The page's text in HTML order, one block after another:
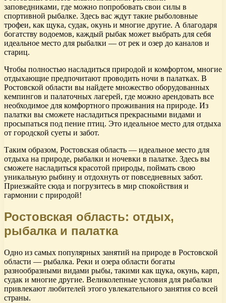
заповедниками, где можно попробовать свои силы в
спортивной рыбалке. Здесь вас ждут такие рыболовные
трофеи, как щука, судак, окунь и многие другие. А благодаря
богатству водоемов, каждый рыбак может выбрать для себя
идеальное место для рыбалки — от рек и озер до каналов и
стариц.
Чтобы полностью насладиться природой и комфортом, многие
отдыхающие предпочитают проводить ночи в палатках. В
Ростовской области вы найдете множество оборудованных
кемпингов и палаточных лагерей, где можно арендовать все
необходимое для комфортного проживания на природе. Из
палатки вы сможете насладиться прекрасными видами и
просыпаться под пение птиц. Это идеальное место для отдыха
от городской суеты и забот.
Таким образом, Ростовская область — идеальное место для
отдыха на природе, рыбалки и ночевки в палатке. Здесь вы
сможете насладиться красотой природы, поймать свою
уникальную рыбину и отдохнуть от повседневных забот.
Приезжайте сюда и погрузитесь в мир спокойствия и
гармонии с природой!
Ростовская область: отдых,
рыбалка и палатка
Одно из самых популярных занятий на природе в Ростовской
области — рыбалка. Реки и озера области богаты
разнообразными видами рыбы, такими как щука, окунь, карп,
судак и многие другие. Великолепные условия для рыбалки
привлекают любителей этого увлекательного занятия со всей
страны.